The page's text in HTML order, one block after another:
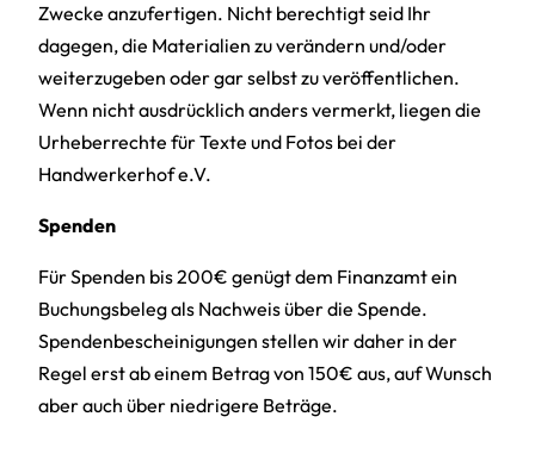
Zwecke anzufertigen. Nicht berechtigt seid Ihr
dagegen, die Materialien zu verändern und/oder
weiterzugeben oder gar selbst zu veröffentlichen.
Wenn nicht ausdrücklich anders vermerkt, liegen die
Urheberrechte für Texte und Fotos bei der
Handwerkerhof e.V.
Spenden
Für Spenden bis 200€ genügt dem Finanzamt ein
Buchungsbeleg als Nachweis über die Spende.
Spendenbescheinigungen stellen wir daher in der
Regel erst ab einem Betrag von 150€ aus, auf Wunsch
aber auch über niedrigere Beträge.